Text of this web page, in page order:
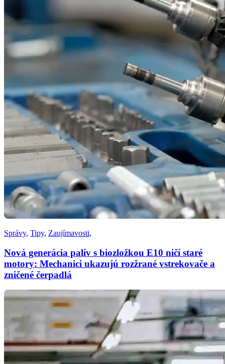
Správy, Tipy, Zaujímavosti,
Nová generácia palív s biozložkou E10 ničí staré
motory: Mechanici ukazujú rozžrané vstrekovače a
zničené čerpadlá